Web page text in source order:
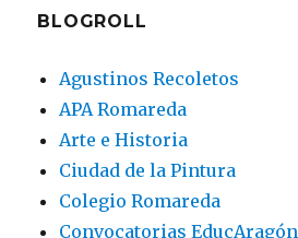
BLOGROLL
Agustinos Recoletos
APA Romareda
Arte e Historia
Ciudad de la Pintura
Colegio Romareda
Convocatorias EducAragón